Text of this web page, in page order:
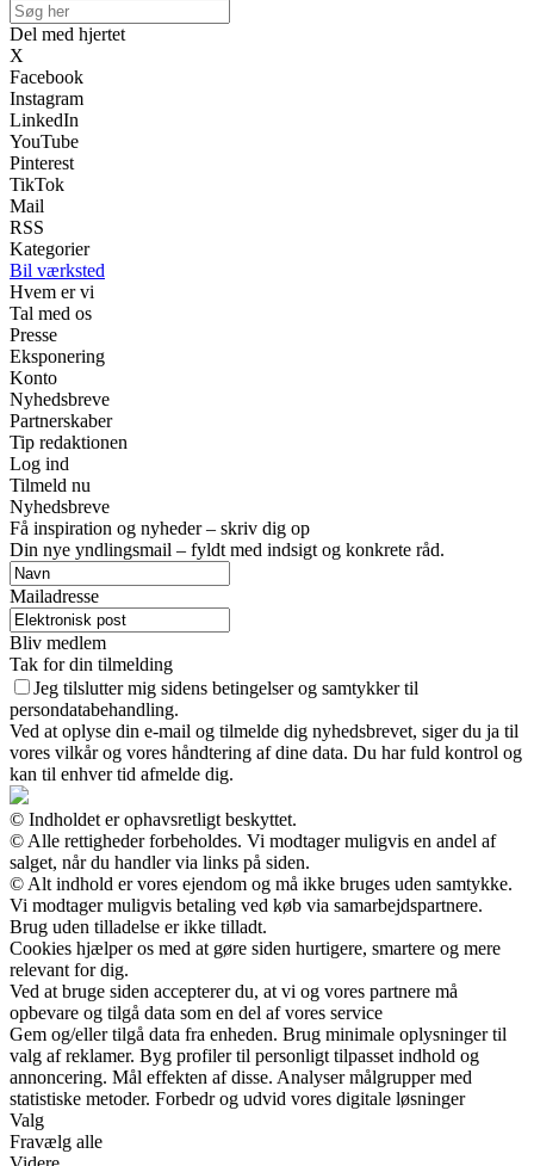
Del med hjertet
X
Facebook
Instagram
LinkedIn
YouTube
Pinterest
TikTok
Mail
RSS
Kategorier
Bil værksted
Hvem er vi
Tal med os
Presse
Eksponering
Konto
Nyhedsbreve
Partnerskaber
Tip redaktionen
Log ind
Tilmeld nu
Nyhedsbreve
Få inspiration og nyheder – skriv dig op
Din nye yndlingsmail – fyldt med indsigt og konkrete råd.
Mailadresse
Bliv medlem
Tak for din tilmelding
Jeg tilslutter mig sidens betingelser og samtykker til
persondatabehandling.
Ved at oplyse din e-mail og tilmelde dig nyhedsbrevet, siger du ja til
vores vilkår og vores håndtering af dine data. Du har fuld kontrol og
kan til enhver tid afmelde dig.
© Indholdet er ophavsretligt beskyttet.
© Alle rettigheder forbeholdes. Vi modtager muligvis en andel af
salget, når du handler via links på siden.
© Alt indhold er vores ejendom og må ikke bruges uden samtykke.
Vi modtager muligvis betaling ved køb via samarbejdspartnere.
Brug uden tilladelse er ikke tilladt.
Cookies hjælper os med at gøre siden hurtigere, smartere og mere
relevant for dig.
Ved at bruge siden accepterer du, at vi og vores partnere må
opbevare og tilgå data som en del af vores service
Gem og/eller tilgå data fra enheden. Brug minimale oplysninger til
valg af reklamer. Byg profiler til personligt tilpasset indhold og
annoncering. Mål effekten af disse. Analyser målgrupper med
statistiske metoder. Forbedr og udvid vores digitale løsninger
Valg
Fravælg alle